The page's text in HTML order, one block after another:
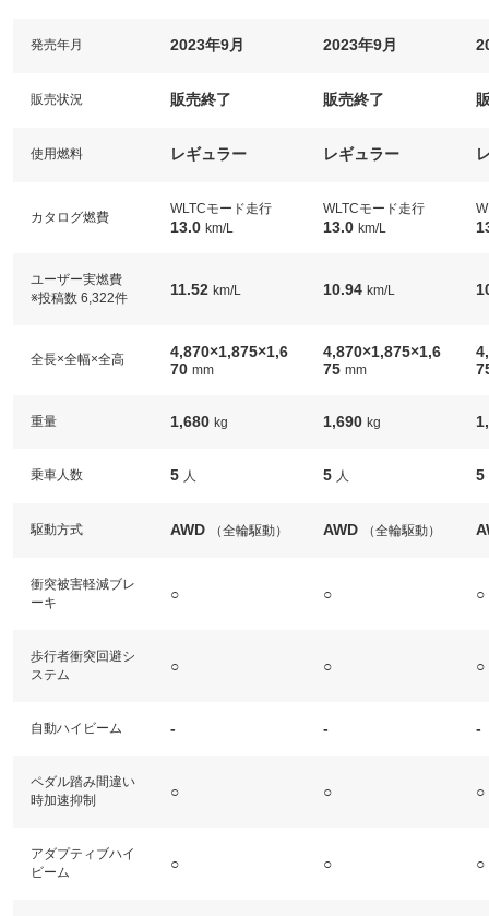
発売年月 2023年9月 2023年9月
販売状況 販売終了 販売終了
使用燃料 レギュラー レギュラー
カタログ燃費
WLTCモード走行
13.0 km/L
WLTCモード走行
13.0 km/L
ユーザー実燃費
※投稿数 6,322件
11.52 km/L 10.94 km/L
全長×全幅×全高
4,870×1,875×1,6
70 mm
4,870×1,875×1,6
75 mm
重量 1,680 kg 1,690 kg
乗車人数 5 人 5 人 5
駆動方式 AWD （全輪駆動） AWD （全輪駆動）
衝突被害軽減ブレ
ーキ
○ ○ ○
歩行者衝突回避シ
ステム
○ ○ ○
自動ハイビーム - - -
ペダル踏み間違い
時加速抑制
○ ○ ○
アダプティブハイ
ビーム
○ ○ ○